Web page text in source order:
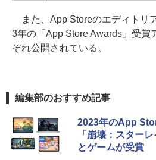
また、App Storeのエディトリ
3年の「App Store Awards」受賞
ぞれ公開されている。
編集部のおすすめ記事
2023年のApp
「崩壊：スター
とゲームが受賞